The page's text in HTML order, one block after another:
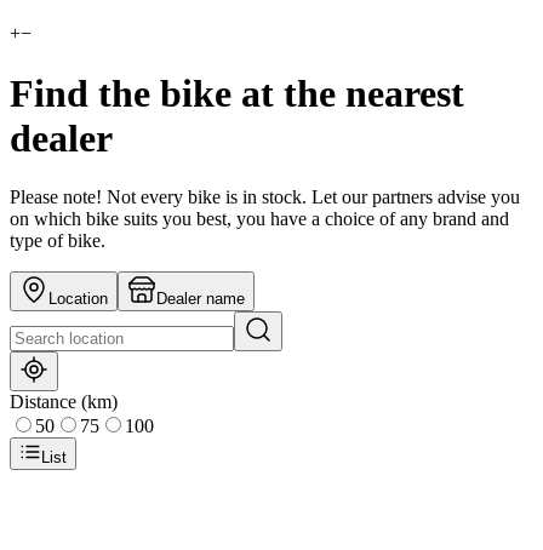
+−
Find the bike at the nearest
dealer
Please note! Not every bike is in stock. Let our partners advise you
on which bike suits you best, you have a choice of any brand and
type of bike.
Location Dealer name
Distance (km)
50
75 100
List